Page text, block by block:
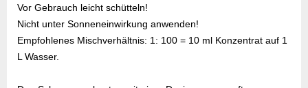
Vor Gebrauch leicht schütteln!
Nicht unter Sonneneinwirkung anwenden!
Empfohlenes Mischverhältnis: 1: 100 = 10 ml Konzentrat auf 1
L Wasser.